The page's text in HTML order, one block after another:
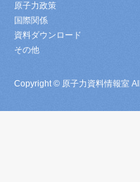
原子力政策
国際関係
資料ダウンロード
その他
Copyright © 原子力資料情報室